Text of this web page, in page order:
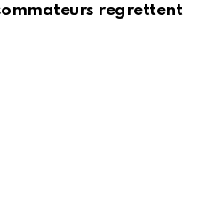
regrettent